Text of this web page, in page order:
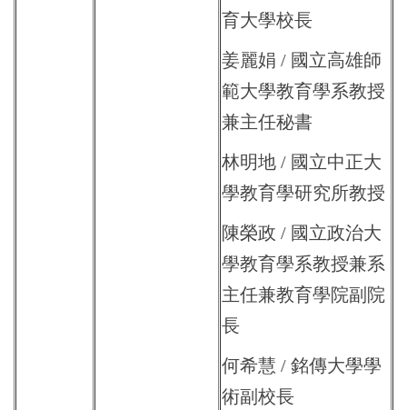
育大學校長
姜麗娟 / 國立高雄師
範大學教育學系教授
兼主任秘書
林明地 / 國立中正大
學教育學研究所教授
陳榮政 / 國立政治大
學教育學系教授兼系
主任兼教育學院副院
長
何希慧 / 銘傳大學學
術副校長